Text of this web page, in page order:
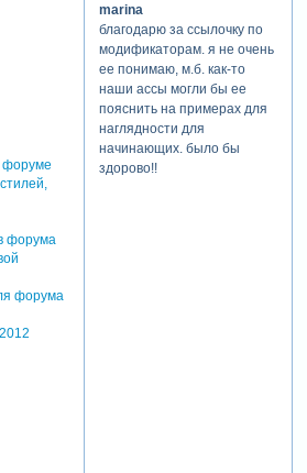
котором кроме ссылки на
таблицу, есть и описание
последних изменений.
успехов!
ps
кэтлин
написал(а):
marina
благодарю за ссылочку по
модификаторам. я не очень
ее понимаю, м.б. как-то
наши ассы могли бы ее
пояснить на примерах для
наглядности для
начинающих. было бы
здорово!!